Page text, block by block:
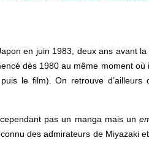
en juin 1983, deux ans avant
dès 1980 au même moment
le film). On retrouve d’ailleurs
cependant pas un manga mais un
des admirateurs de Miyazaki